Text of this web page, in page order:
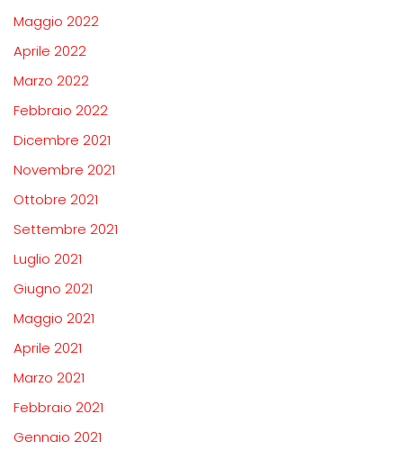
Maggio 2022
Aprile 2022
Marzo 2022
Febbraio 2022
Dicembre 2021
Novembre 2021
Ottobre 2021
Settembre 2021
Luglio 2021
Giugno 2021
Maggio 2021
Aprile 2021
Marzo 2021
Febbraio 2021
Gennaio 2021